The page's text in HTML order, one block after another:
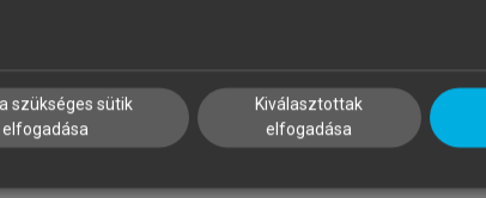
MARIANNA CSILLA,
ÉVA (SZERK.)
immunológia alapjai
Sport, életmód,
szükséges sütik
elfogadása
Kiválasztottak
elfogadása